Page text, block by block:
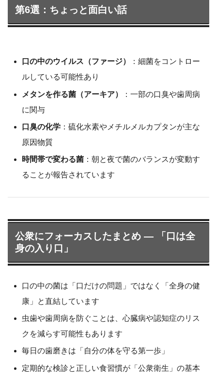
第6選：ちょっと面白い話
口の中のウイルス（ファージ）
：細菌をコントロー
ルしている可能性あり
メタンを作る菌（アーキア）
：一部の口臭や歯周病
に関与
口臭の化学 ：硫化水素やメチルメルカプタンが主な
原因物質
時間帯で変わる菌 ：朝と夜で菌のバランスが変動す
ることが報告されています
公衆にフォーカスしたまとめ ― 「口は全
身の入り口」
口の中の菌は「口だけの問題」ではなく「全身の健
康」と直結しています
虫歯や歯周病を防ぐことは、心臓病や認知症のリス
クを減らす可能性もあります
毎日の歯磨きは「自分の体を守る第一歩」
定期的な検診と正しい食習慣が「公衆衛生」の基本